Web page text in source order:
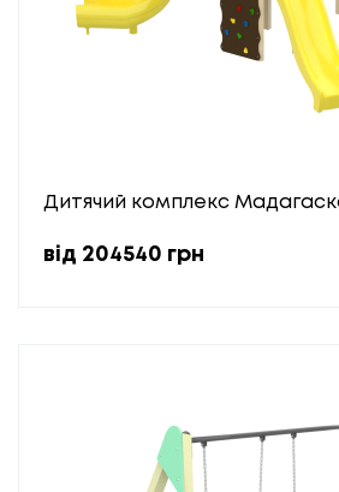
Дитячий комплекс
від 204540 грн